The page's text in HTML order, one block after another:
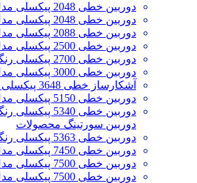
دوربین خطی 2048 پیکسلی مدل RA-LSC-1205
دوربین خطی 2048 پیکسلی مدل RA-LSC-1209
دوربین خطی 2088 پیکسلی مدل RA-LSC-3753
دوربین خطی 2500 پیکسلی مدل RA-LSC-1254
دوربین خطی 2700 پیکسلی رنگی مدل RA-LSC-2253
دوربین خطی 3000 پیکسلی مدل RA-LSC-0526
آشکارساز خطی 3648 پیکسلی مدل RA-LSC-1304
دوربین خطی 5150 پیکسلی مدل RA-LSC-0553
دوربین سورتینگ محصولات
دوربین خطی 5363 پیکسلی رنگی مدل RA-LSC-0718
دوربین خطی 7450 پیکسلی مدل RA-LSC-1707
دوربین خطی 7500 پیکسلی مدل RA-LSC-0532
دوربین خطی 7500 پیکسلی مدل RA-LSC-2717